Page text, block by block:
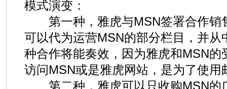
模式演变：
第一种，雅虎与MSN签署合作销
可以代为运营MSN的部分栏目，并从
种合作将能奏效，因为雅虎和MSN的
访问MSN或是雅虎网站，是为了
第二种，雅虎可以只收购MSN的